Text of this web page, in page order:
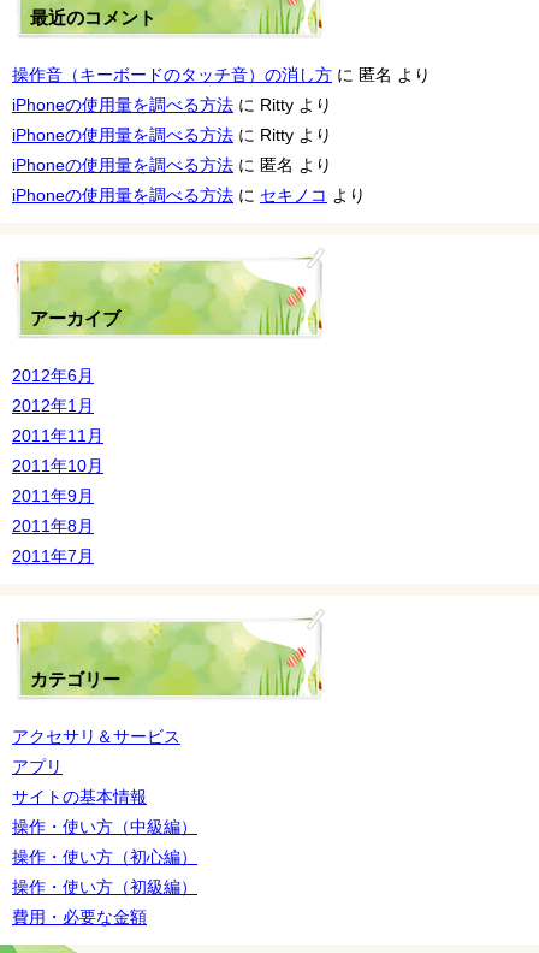
最近のコメント
操作音（キーボードのタッチ音）の消し方 に 匿名 より
iPhoneの使用量を調べる方法 に Ritty より
iPhoneの使用量を調べる方法 に Ritty より
iPhoneの使用量を調べる方法 に 匿名 より
iPhoneの使用量を調べる方法 に セキノコ より
アーカイブ
2012年6月
2012年1月
2011年11月
2011年10月
2011年9月
2011年8月
2011年7月
カテゴリー
アクセサリ＆サービス
アプリ
サイトの基本情報
操作・使い方（中級編）
操作・使い方（初心編）
操作・使い方（初級編）
費用・必要な金額